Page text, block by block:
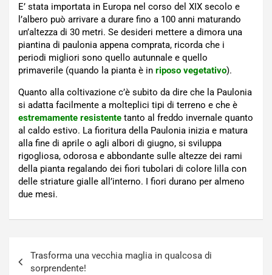
E’ stata importata in Europa nel corso del XIX secolo e
l’albero può arrivare a durare fino a 100 anni maturando
un’altezza di 30 metri. Se desideri mettere a dimora una
piantina di paulonia appena comprata, ricorda che i
periodi migliori sono quello autunnale e quello
primaverile (quando la pianta è in riposo vegetativo).
Quanto alla coltivazione c’è subito da dire che la Paulonia
si adatta facilmente a molteplici tipi di terreno e che è
estremamente resistente tanto al freddo invernale quanto
al caldo estivo. La fioritura della Paulonia inizia e matura
alla fine di aprile o agli albori di giugno, si sviluppa
rigogliosa, odorosa e abbondante sulle altezze dei rami
della pianta regalando dei fiori tubolari di colore lilla con
delle striature gialle all’interno. I fiori durano per almeno
due mesi.
articoli
Trasforma una vecchia maglia in qualcosa di
sorprendente!